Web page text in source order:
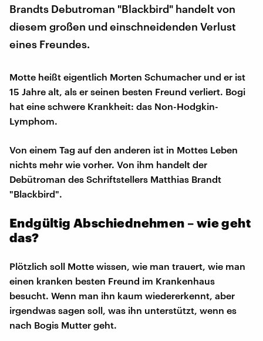
Brandts Debutroman "Blackbird" handelt von
diesem großen und einschneidenden Verlust
eines Freundes.
Motte heißt eigentlich Morten Schumacher und er ist
15 Jahre alt, als er seinen besten Freund verliert. Bogi
hat eine schwere Krankheit: das Non-Hodgkin-
Lymphom.
Von einem Tag auf den anderen ist in Mottes Leben
nichts mehr wie vorher. Von ihm handelt der
Debütroman des Schriftstellers Matthias Brandt
"Blackbird".
Endgültig Abschiednehmen – wie geht
das?
Plötzlich soll Motte wissen, wie man trauert, wie man
einen kranken besten Freund im Krankenhaus
besucht. Wenn man ihn kaum wiedererkennt, aber
irgendwas sagen soll, was ihn unterstützt, wenn es
nach Bogis Mutter geht.